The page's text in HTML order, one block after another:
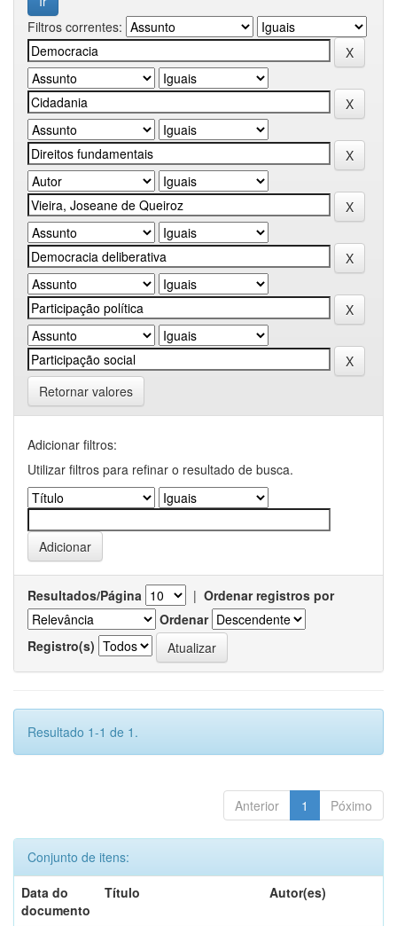
Filtros correntes:
Retornar valores
Adicionar filtros:
Utilizar filtros para refinar o resultado de busca.
Resultados/Página | Ordenar registros por
Ordenar
Registro(s)
Resultado 1-1 de 1.
Anterior 1 Póximo
Conjunto de itens:
Data do
documento
Título Autor(es)